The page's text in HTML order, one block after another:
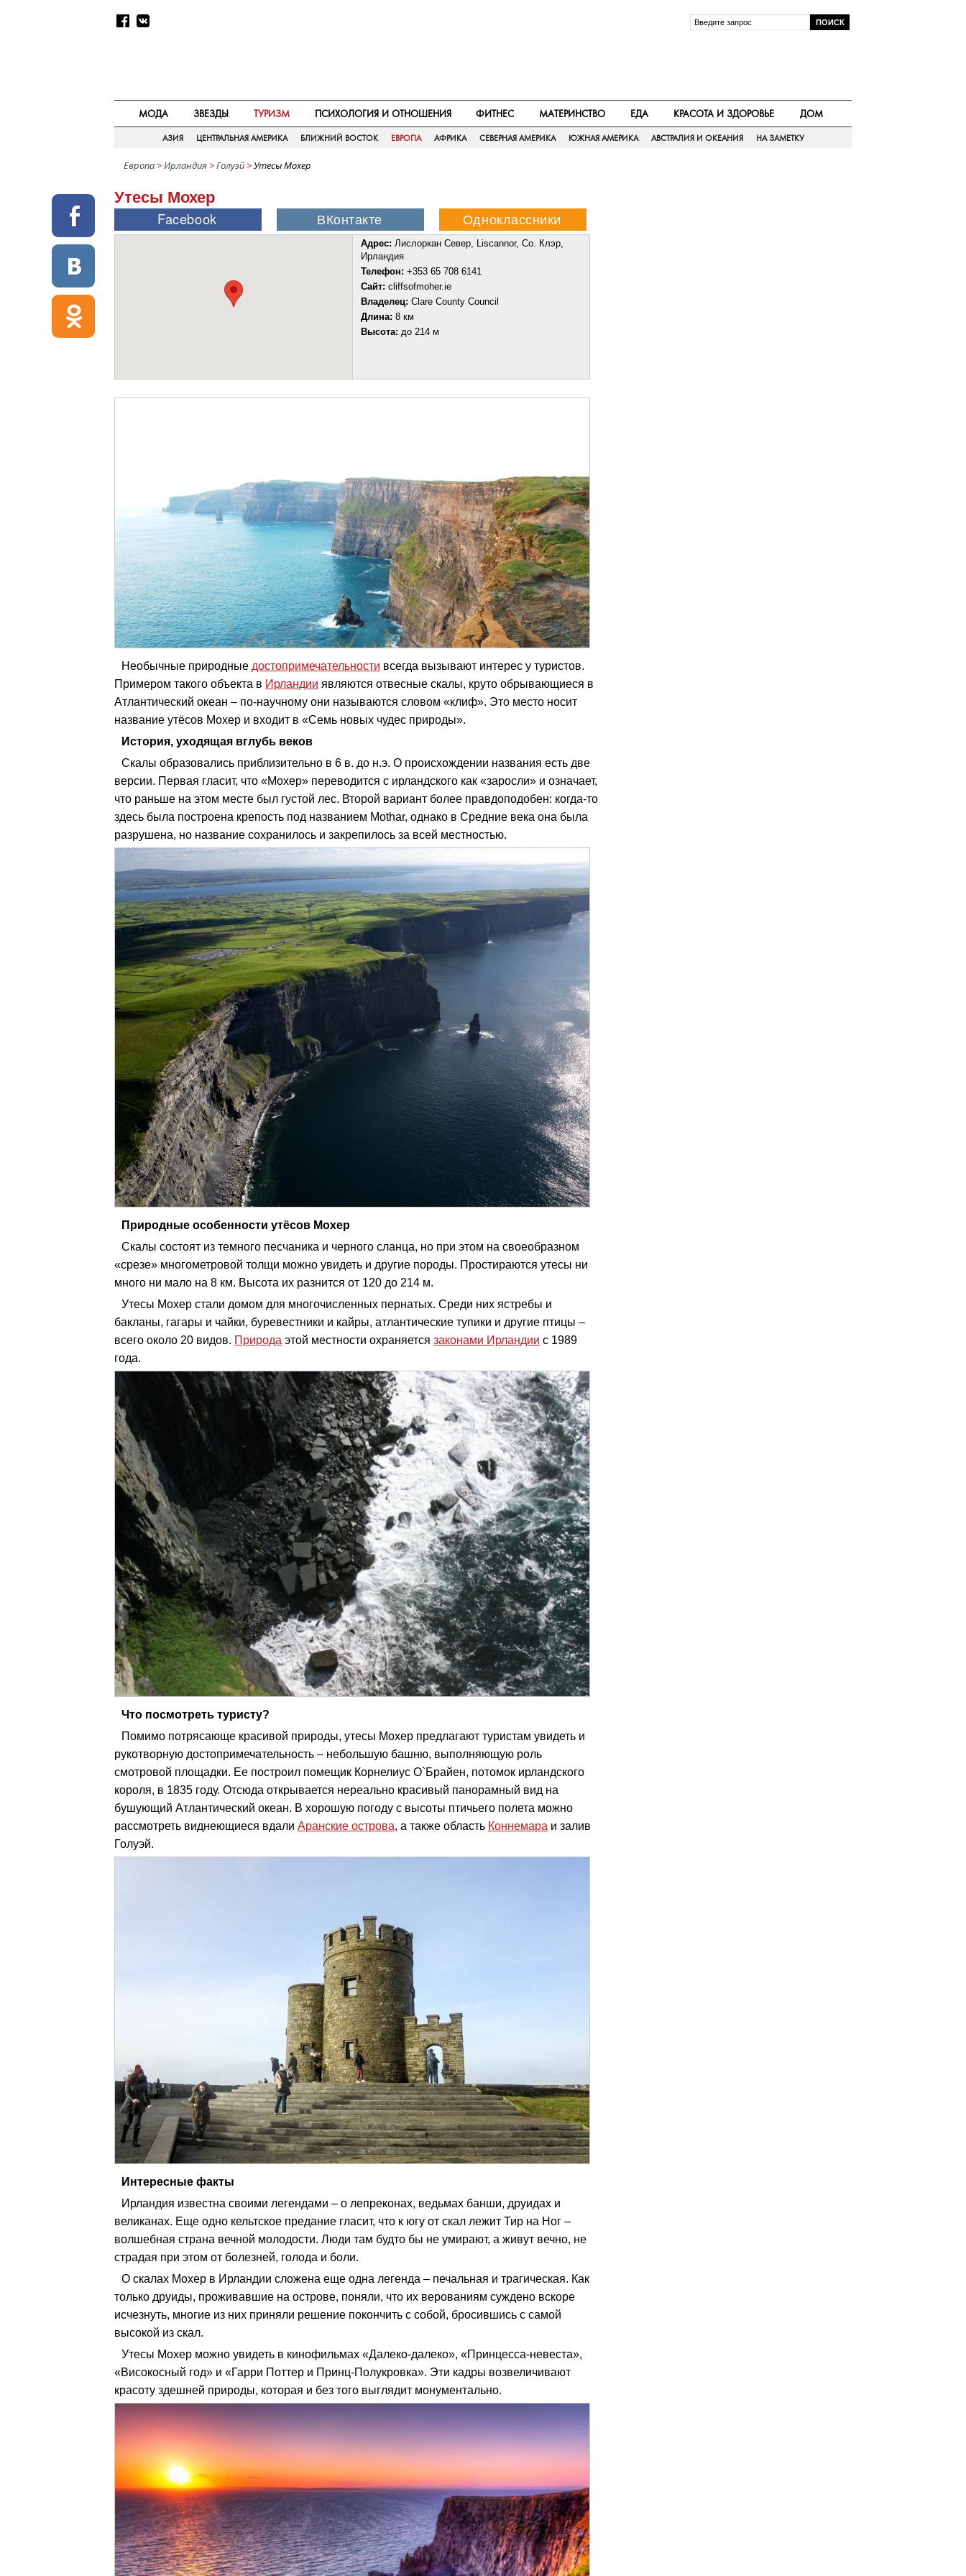
МОДА ЗВЕЗДЫ ТУРИЗМ ПСИХОЛОГИЯ И ОТНОШЕНИЯ ФИТНЕС МАТЕРИНСТВО ЕДА КРАСОТА И ЗДОРОВЬЕ ДОМ
АЗИЯ ЦЕНТРАЛЬНАЯ АМЕРИКА БЛИЖНИЙ ВОСТОК ЕВРОПА АФРИКА СЕВЕРНАЯ АМЕРИКА ЮЖНАЯ АМЕРИКА АВСТРАЛИЯ И ОКЕАНИЯ НА ЗАМЕТКУ
Европа >Ирландия >Голуэй >Утесы Мохер
Утесы Мохер
Адрес: Лислоркан Север, Liscannor, Co. Клэр,
Ирландия
Телефон: +353 65 708 6141
Сайт: cliffsofmoher.ie
Владелец: Clare County Council
Длина: 8 км
Высота: до 214 м
Необычные природные достопримечательности всегда вызывают интерес у туристов.
Примером такого объекта в Ирландии являются отвесные скалы, круто обрывающиеся в
Атлантический океан – по-научному они называются словом «клиф». Это место носит
название утёсов Мохер и входит в «Семь новых чудес природы».
История, уходящая вглубь веков
Скалы образовались приблизительно в 6 в. до н.э. О происхождении названия есть две
версии. Первая гласит, что «Мохер» переводится с ирландского как «заросли» и означает,
что раньше на этом месте был густой лес. Второй вариант более правдоподобен: когда-то
здесь была построена крепость под названием Mothar, однако в Средние века она была
разрушена, но название сохранилось и закрепилось за всей местностью.
Природные особенности утёсов Мохер
Скалы состоят из темного песчаника и черного сланца, но при этом на своеобразном
«срезе» многометровой толщи можно увидеть и другие породы. Простираются утесы ни
много ни мало на 8 км. Высота их разнится от 120 до 214 м.
Утесы Мохер стали домом для многочисленных пернатых. Среди них ястребы и
бакланы, гагары и чайки, буревестники и кайры, атлантические тупики и другие птицы –
всего около 20 видов. Природа этой местности охраняется законами Ирландии с 1989
года.
Что посмотреть туристу?
Помимо потрясающе красивой природы, утесы Мохер предлагают туристам увидеть и
рукотворную достопримечательность – небольшую башню, выполняющую роль
смотровой площадки. Ее построил помещик Корнелиус О`Брайен, потомок ирландского
короля, в 1835 году. Отсюда открывается нереально красивый панорамный вид на
бушующий Атлантический океан. В хорошую погоду с высоты птичьего полета можно
рассмотреть виднеющиеся вдали Аранские острова, а также область Коннемара и залив
Голуэй.
Интересные факты
Ирландия известна своими легендами – о лепреконах, ведьмах банши, друидах и
великанах. Еще одно кельтское предание гласит, что к югу от скал лежит Тир на Ног –
волшебная страна вечной молодости. Люди там будто бы не умирают, а живут вечно, не
страдая при этом от болезней, голода и боли.
О скалах Мохер в Ирландии сложена еще одна легенда – печальная и трагическая. Как
только друиды, проживавшие на острове, поняли, что их верованиям суждено вскоре
исчезнуть, многие из них приняли решение покончить с собой, бросившись с самой
высокой из скал.
Утесы Мохер можно увидеть в кинофильмах «Далеко-далеко», «Принцесса-невеста»,
«Високосный год» и «Гарри Поттер и Принц-Полукровка». Эти кадры возвеличивают
красоту здешней природы, которая и без того выглядит монументально.